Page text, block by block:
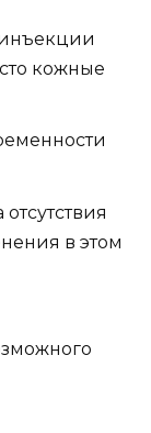
инъекции
кожные
в этом